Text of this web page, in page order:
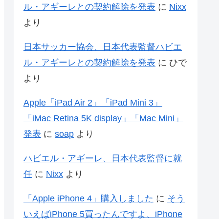
ル・アギーレとの契約解除を発表 に Nixx
より
日本サッカー協会、日本代表監督ハビエ
ル・アギーレとの契約解除を発表 に ひで
より
Apple「iPad Air 2」「iPad Mini 3」
「iMac Retina 5K display」「Mac Mini」
発表 に soap より
ハビエル・アギーレ、日本代表監督に就
任 に Nixx より
「Apple iPhone 4」購入しました に そう
いえばiPhone 5買ったんですよ、iPhone